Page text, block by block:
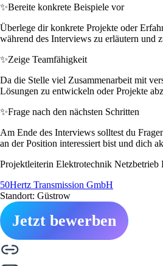
✨Bereite konkrete Beispiele vor
Überlege dir konkrete Projekte oder
während des Interviews zu erläutern und
✨Zeige Teamfähigkeit
Da die Stelle viel Zusammenarbeit mit
Lösungen zu entwickeln oder Projekte
✨Frage nach den nächsten Schritten
Am Ende des Interviews solltest du
an der Position interessiert bist und dich
Projektleiterin Elektrotechnik Netzbetrieb
50Hertz Transmission GmbH
Standort: Güstrow
Jetzt bewerben